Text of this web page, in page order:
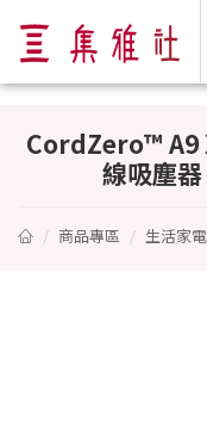
CordZero™ A9
CordZero™ A9
線吸塵
商品專區 生活家電